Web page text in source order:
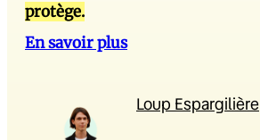
protège.
En savoir plus
Loup Espargilière